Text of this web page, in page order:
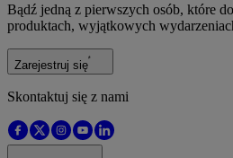
Bądź jedną z pierwszych osób, które
produktach, wyjątkowych
Zarejestruj się
Skontaktuj się z nami